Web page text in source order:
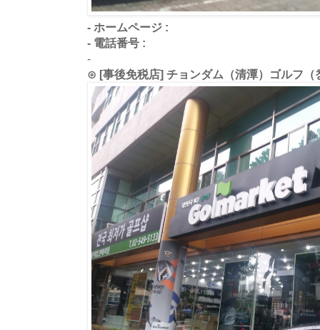
- ホームページ :
- 電話番号 :
-
⊙ [事後免税店] チョンダム（清潭）ゴルフ（